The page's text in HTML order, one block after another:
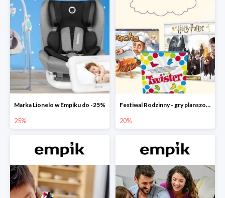
Marka Lionelo w Empiku do -25%
25%
Festiwal Rodzinny - gry planszowe w Empiku do -20%
20%